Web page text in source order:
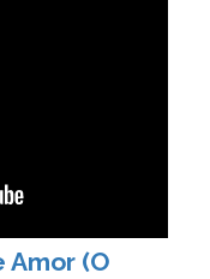
(O